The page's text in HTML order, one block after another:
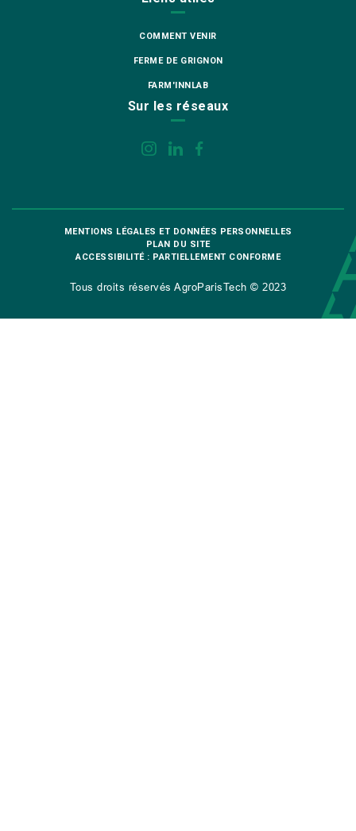
COMMENT VENIR
FERME DE GRIGNON
FARM'INNLAB
Sur les réseaux
MENTIONS LÉGALES ET DONNÉES PERSONNELLES
PLAN DU SITE
ACCESSIBILITÉ : PARTIELLEMENT CONFORME
Tous droits réservés AgroParisTech © 2023